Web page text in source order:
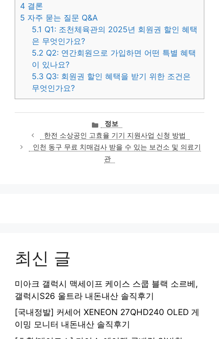
4 결론
5 자주 묻는 질문 Q&A
5.1 Q1: 조천체육관의 2025년 회원권 할인 혜택
은 무엇인가요?
5.2 Q2: 연간회원으로 가입하면 어떤 특별 혜택
이 있나요?
5.3 Q3: 회원권 할인 혜택을 받기 위한 조건은
무엇인가요?
카
테
고
리
정보
한전 소상공인 고효율 기기 지원사업 신청 방법
인천 동구 무료 치매검사 받을 수 있는 보건소 및 의료기
관
최신 글
미아크 갤럭시 맥세이프 케이스 스쿱 블랙 소르베,
갤럭시S26 울트라 내돈내산 솔직후기
[국내정발] 커세어 XENEON 27QHD240 OLED 게
이밍 모니터 내돈내산 솔직후기